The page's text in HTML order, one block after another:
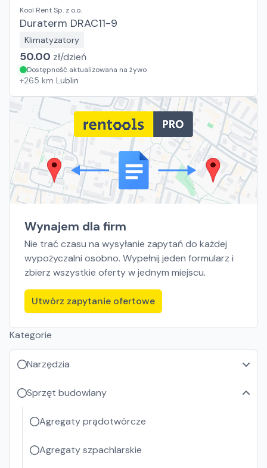
Kool Rent Sp. z o.o.
Duraterm DRAC11-9
Klimatyzatory
50.00 zł/dzień
Dostępność aktualizowana na żywo
+265 km Lublin
Wynajem dla firm
Nie trać czasu na wysyłanie zapytań do każdej
wypożyczalni osobno. Wypełnij jeden formularz i
zbierz wszystkie oferty w jednym miejscu.
Utwórz zapytanie ofertowe
Kategorie
Narzędzia
Sprzęt budowlany
Agregaty prądotwórcze
Agregaty szpachlarskie